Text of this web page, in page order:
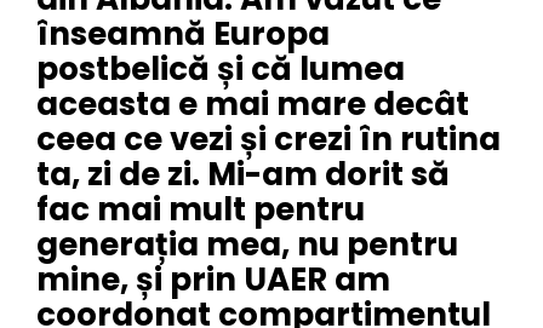
înseamnă Europa
postbelică și că lumea
aceasta e mai mare decât
ceea ce vezi și crezi în rutina
ta, zi de zi. Mi-am dorit să
fac mai mult pentru
generația mea, nu pentru
mine, și prin UAER am
coordonat compartimentul